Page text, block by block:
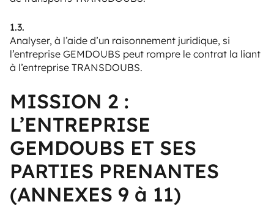
1.3.
Analyser, à l’aide d’un raisonnement juridique, si
l’entreprise GEMDOUBS peut rompre le contrat la liant
à l’entreprise TRANSDOUBS.
MISSION 2 :
L’ENTREPRISE
GEMDOUBS ET SES
PARTIES PRENANTES
(ANNEXES 9 à 11)